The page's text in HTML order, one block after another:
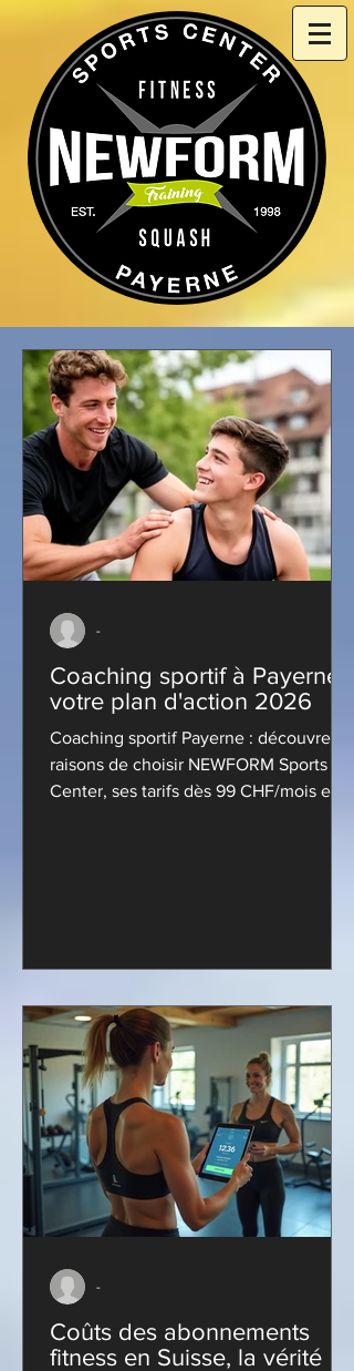
Coaching sportif à Payerne,
votre plan d'action 2026
Coaching sportif Payerne : découvrez 5
raisons de choisir NEWFORM Sports
Center, ses tarifs dès 99 CHF/mois et
-
Coûts des abonnements
fitness en Suisse, la vérité
-